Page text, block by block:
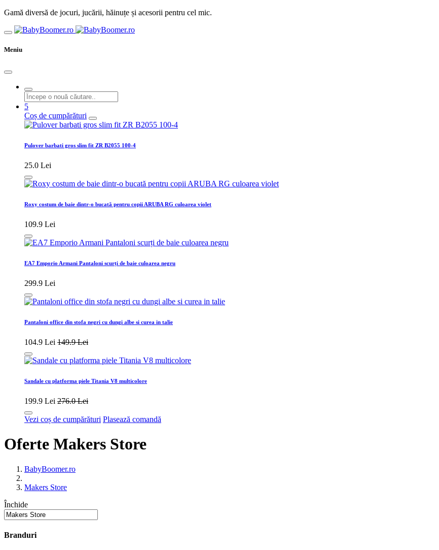
Gamă diversă de jocuri, jucării, hăinuțe și acesorii pentru cel mic.
Meniu
5
Coș de cumpărături
Pulover barbati gros slim fit ZR B2055 100-4
25.0 Lei
Roxy costum de baie dintr-o bucată pentru copii ARUBA RG culoarea violet
109.9 Lei
EA7 Emporio Armani Pantaloni scurți de baie culoarea negru
299.9 Lei
Pantaloni office din stofa negri cu dungi albe si curea in talie
104.9 Lei 149.9 Lei
Sandale cu platforma piele Titania V8 multicolore
199.9 Lei 276.0 Lei
Vezi coș de cumpărături Plasează comandă
Oferte Makers Store
BabyBoomer.ro
Makers Store
Închide
Branduri